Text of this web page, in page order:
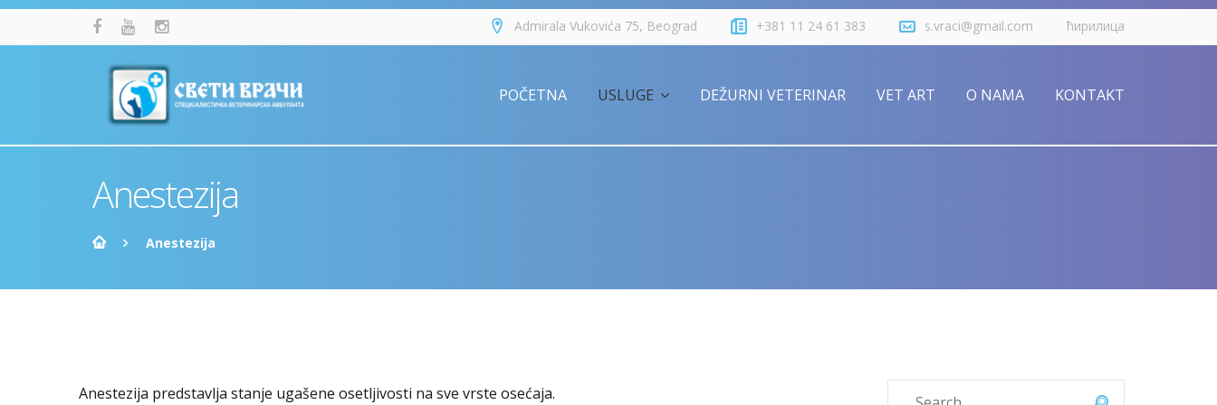
Admirala Vukovića 75, Beograd +381 11 24 61 383 s.vraci@gmail.com ћирилица
POČETNA USLUGE
Laparaskopska sterilizacija kuja (LSK)
DEŽURNI VETERINAR VET ART O NAMA KONTAKT
Anestezija
Anestezija
Anestezija predstavlja stanje ugašene osetljivosti na sve vrste osećaja.